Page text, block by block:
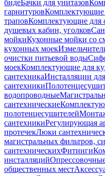
бидеБачки для унитазов
гарнитуровКомплектующие
траповКомплектующие для
душевых кабин, уголков
мойкиКухонные мойки со
кухонных моек
очистки питьевой воды
моекКомплектующие для
сантехникаИнсталляции для
сантехники
водопроводные
сантехнические
полотенцесушителей
сантехникиРегулирующая
протечекЛюки
магистральных фильтров,
сантехническихФитинги
инсталляций
общественных мест